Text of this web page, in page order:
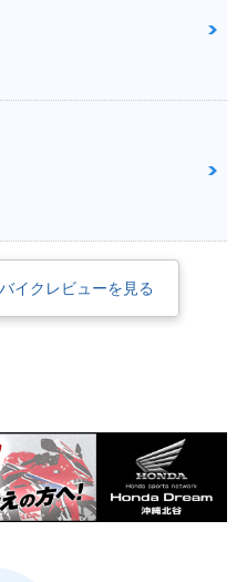
イクレビューを見る